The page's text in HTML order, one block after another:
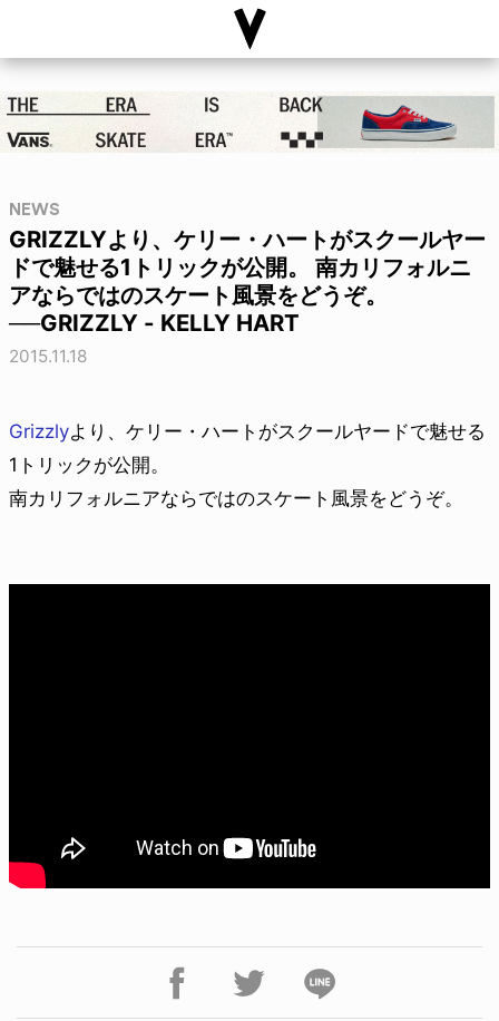
NEWS
GRIZZLYより、ケリー・ハートがスクールヤー
ドで魅せる1トリックが公開。 南カリフォルニ
アならではのスケート風景をどうぞ。
──GRIZZLY - KELLY HART
2015.11.18
Grizzlyより、ケリー・ハートがスクールヤードで魅せる
1トリックが公開。
南カリフォルニアならではのスケート風景をどうぞ。